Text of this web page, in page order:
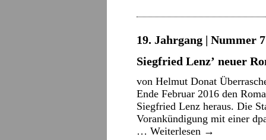
19. Jahrgang | Nummer
Siegfried Lenzʼ neuer
von Helmut Donat
Ende Februar 2016 den
Siegfried Lenz heraus. Die
Vorankündigung mit einer
… Weiterlesen →